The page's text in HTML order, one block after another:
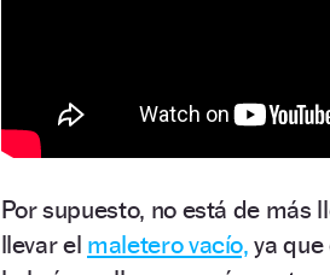
Por supuesto, no está de más
llevar el maletero vacío, ya